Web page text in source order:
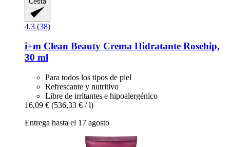
4.3 (38)
i+m Clean Beauty Crema Hidratante Rosehip,
30 ml
Para todos los tipos de piel
Refrescante y nutritivo
Libre de irritantes e hipoalergénico
16,09 € (536,33 € / l)
Entrega hasta el 17 agosto